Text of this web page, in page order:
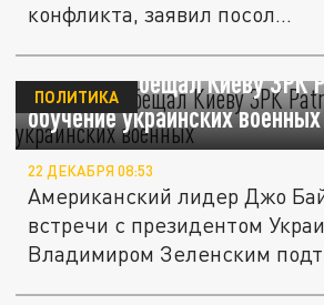
конфликта, заявил посол...
Байден пообещал Киеву ЗРК
обучение украинских военных
ПОЛИТИКА
22 ДЕКАБРЯ 08:53
Американский лидер Джо
встречи с президентом
Владимиром Зеленским